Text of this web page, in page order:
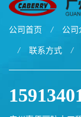
公司首页 / 公司
/ 联系方式 /